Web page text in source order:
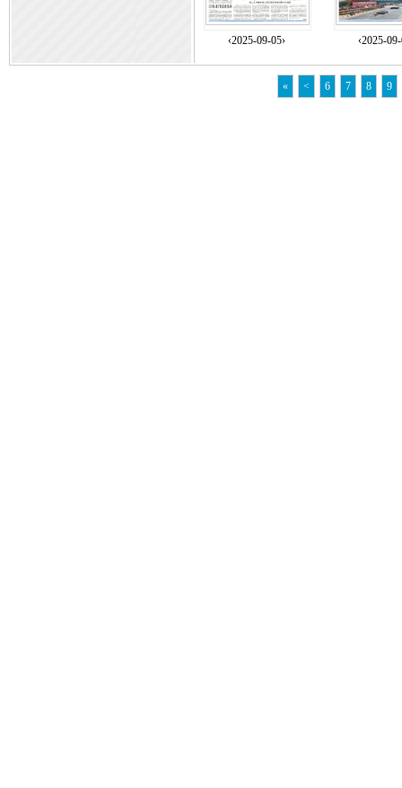
‹2025-09-05› ‹2025-
« < 6 7 8 9